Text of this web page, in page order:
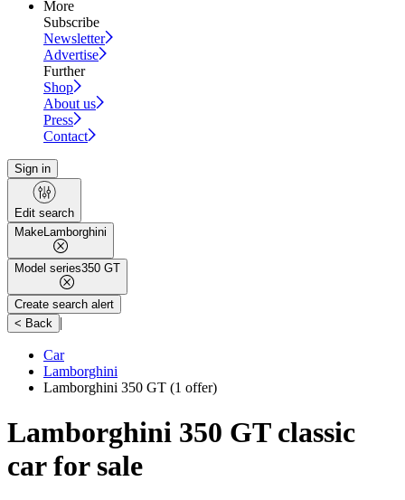
More
Subscribe
Newsletter
Advertise
Further
Shop
About us
Press
Contact
Sign in
Edit search
MakeLamborghini
Model series350 GT
Create search alert
< Back |
Car
Lamborghini
Lamborghini 350 GT (1 offer)
Lamborghini 350 GT classic
car for sale